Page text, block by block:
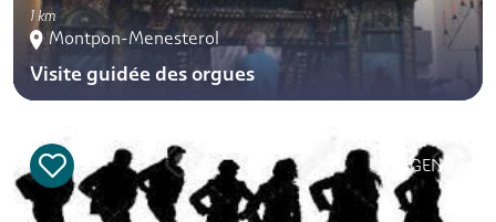
1 km
Montpon-Menesterol
Visite guidée des orgues
AGENDA